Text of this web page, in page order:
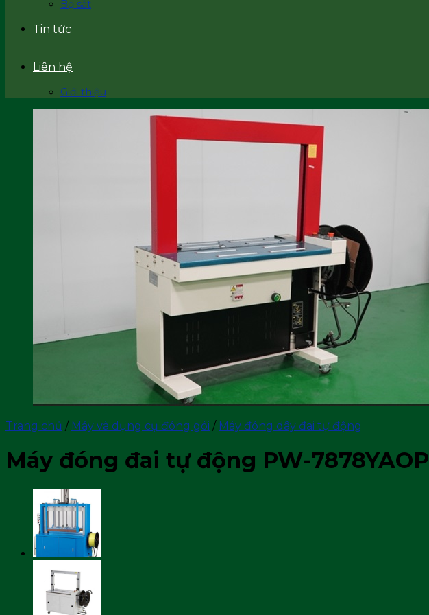
Bọ sắt
Tin tức
Liên hệ
Giới thiệu
Trang chủ / Máy và dụng cụ đóng gói / Máy đóng dây đai tự động
Máy đóng đai tự động PW-7878YAOP